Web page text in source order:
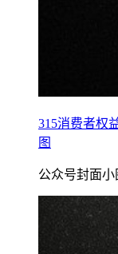
315消费者权
图
公众号封面小